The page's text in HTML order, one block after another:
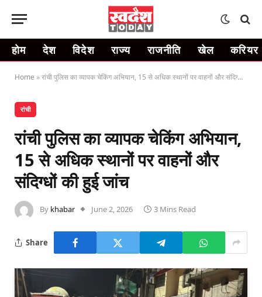
होम देश विदेश राज्य राजनीति खेल करियर
Home »रांची पुलिस का व्यापक चेकिंग अभियान, 15 से अधिक स्थानों पर वाहनों और संदिग्धों की हुई जांच
रांची
रांची पुलिस का व्यापक चेकिंग अभियान,
15 से अधिक स्थानों पर वाहनों और
संदिग्धों की हुई जांच
By khabar June 2, 2026 3 Mins Read
Share